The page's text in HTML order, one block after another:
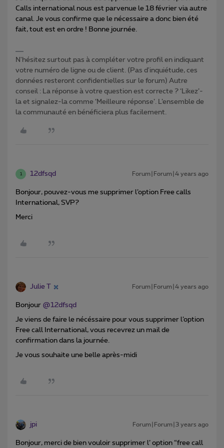
Calls international nous est parvenue le 18 février via autre
canal. Je vous confirme que le nécessaire a donc bien été
fait, tout est en ordre ! Bonne journée.
N'hésitez surtout pas à compléter votre profil en indiquant
votre numéro de ligne ou de client. (Pas d'inquiétude, ces
données resteront confidentielles sur le forum) Autre
conseil : La réponse à votre question est correcte ? ‘Likez’-
la et signalez-la comme ‘Meilleure réponse’. L’ensemble de
la communauté en bénéficiera plus facilement.
1 12dfsqd Forum|Forum|4 years ago
Bonjour, pouvez-vous me supprimer l’option Free calls
International, SVP?
Merci
Julie T Forum|Forum|4 years ago
Bonjour @12dfsqd
Je viens de faire le nécéssaire pour vous supprimer l’option
Free call International, vous recevrez un mail de
confirmation dans la journée.
Je vous souhaite une belle après-midi
jpi Forum|Forum|3 years ago
Bonjour, merci de bien vouloir supprimer l’ option “free call